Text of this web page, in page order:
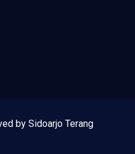
by Sidoarjo Terang